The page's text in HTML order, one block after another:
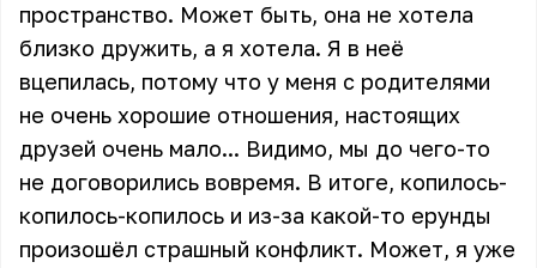
пространство. Может быть, она не хотела
близко дружить, а я хотела. Я в неё
вцепилась, потому что у меня с родителями
не очень хорошие отношения, настоящих
друзей очень мало... Видимо, мы до чего-то
не договорились вовремя. В итоге, копилось-
копилось-копилось и из-за какой-то ерунды
произошёл страшный конфликт. Может, я уже